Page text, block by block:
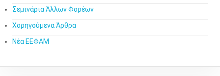
Σεμινάρια Άλλων Φορέων
Χορηγούμενα Άρθρα
Νέα ΕΕΦΑΜ